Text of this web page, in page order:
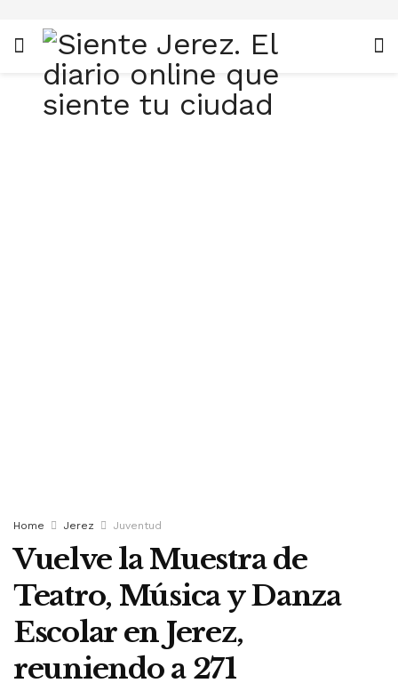
Home Jerez Juventud
Vuelve la Muestra de
Teatro, Música y Danza
Escolar en Jerez,
reuniendo a 271